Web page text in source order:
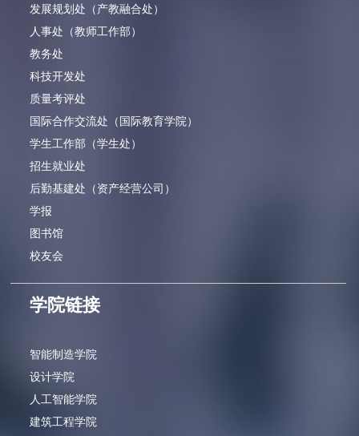
发展规划处（产教融合处）
人事处（教师工作部）
教务处
科技开发处
质量考评处
国际合作交流处（国际教育学院）
学生工作部（学生处）
招生就业处
后勤基建处（资产经营公司）
学报
图书馆
校友会
学院链接
智能制造学院
设计学院
人工智能学院
建筑工程学院